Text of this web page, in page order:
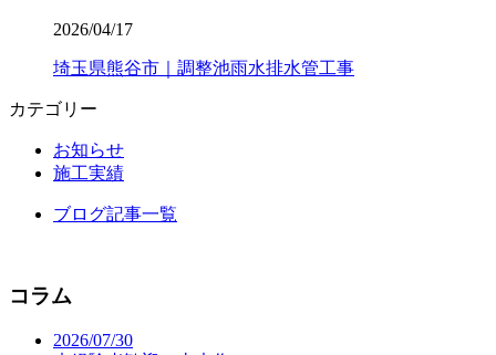
2026/04/17
埼玉県熊谷市｜調整池雨水排水管工事
カテゴリー
お知らせ
施工実績
ブログ記事一覧
コラム
2026/07/30